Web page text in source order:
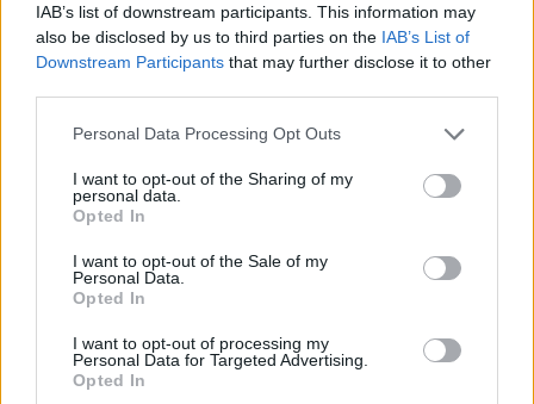
IAB’s list of downstream participants. This information may
also be disclosed by us to third parties on the IAB’s List of
Downstream Participants that may further disclose it to other
Personal Data Processing Opt Outs
I want to opt-out of the Sharing of my
personal data.
Opted In
I want to opt-out of the Sale of my
Personal Data.
Opted In
I want to opt-out of processing my
Personal Data for Targeted Advertising.
Opted In
ΤΕΛΕΥΤΑΙΑ ΝΕΑ
Υπεγράφη η σύμβαση για την «Αναβάθμιση
υποδομών κεντρικής δομής του Μουσείου
8 Αυγούστου 2026, 19:33
Την Κυριακή 9 Αυγούστου η κηδεία του
Κωνσταντίνου Βογιατζή
8 Αυγούστου 2026, 19:28